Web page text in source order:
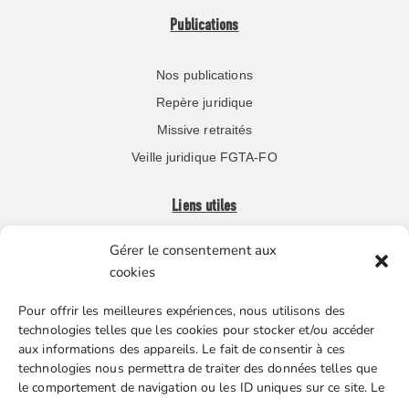
Gérer le consentement aux
cookies
Pour offrir les meilleures expériences, nous utilisons des
technologies telles que les cookies pour stocker et/ou accéder
aux informations des appareils. Le fait de consentir à ces
technologies nous permettra de traiter des données telles que
le comportement de navigation ou les ID uniques sur ce site. Le
Publications
Nos publications
Repère juridique
Missive retraités
Veille juridique FGTA-FO
Liens utiles
Boutique en ligne
Nos partenaires
Gestion des cookies